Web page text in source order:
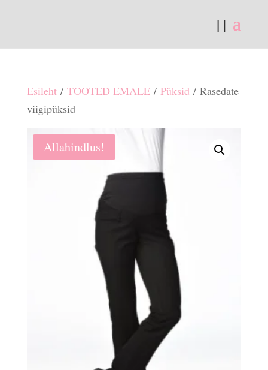
Esileht/ TOOTED EMALE/ Püksid/ Rasedate
viigipüksid
Allahindlus!